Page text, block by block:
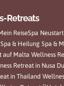
Retreats
ReiseSpa
Spa & Heilung Spa &
auf Malta Wellness
Retreat in Nusa
in Thailand